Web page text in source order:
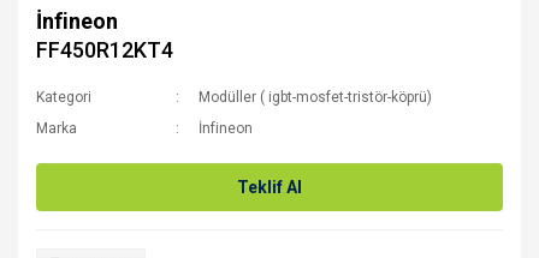
İnfineon
FF450R12KT4
Kategori
Modüller ( igbt-mosfet-tristör-köprü)
Marka
İnfineon
Teklif Al